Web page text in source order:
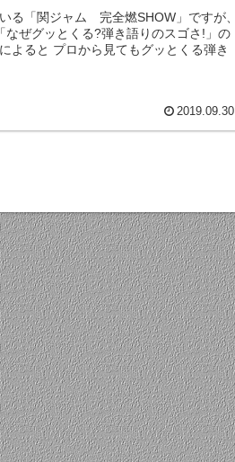
る「関ジャム 完全燃SHOW」ですが、
ぜグッとくる?弾き語りのスゴさ!」の
よると プロから見てもグッとくる弾き
2019.09.30